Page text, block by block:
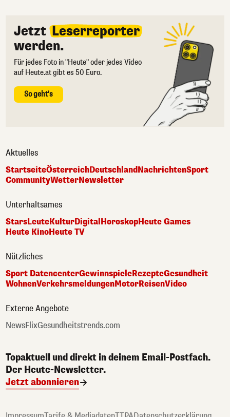
Jetzt Leserreporter
werden.
Für jedes Foto in "Heute" oder jedes Video
auf Heute.at gibt es 50 Euro.
So geht's
Aktuelles
StartseiteÖsterreichDeutschlandNachrichtenSport
CommunityWetterNewsletter
Unterhaltsames
StarsLeuteKulturDigital HoroskopHeute Games
Heute KinoHeute TV
Nützliches
Sport DatencenterGewinnspieleRezepteGesundheit
WohnenVerkehrsmeldungenMotorReisenVideo
Externe Angebote
NewsFlixGesundheitstrends.com
Topaktuell und direkt in deinem Email-Postfach.
Der Heute-Newsletter.
Jetzt abonnieren